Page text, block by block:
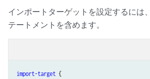
インポートターゲットを設定するには、
テートメントを含めます。
import-target {